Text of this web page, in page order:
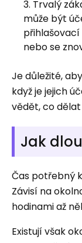
Trvalý
může být
nebo se
Je důležité,
když je jejich
vědět, co
Jak
Čas potřebný
Závisí na
hodinami až
Existují však